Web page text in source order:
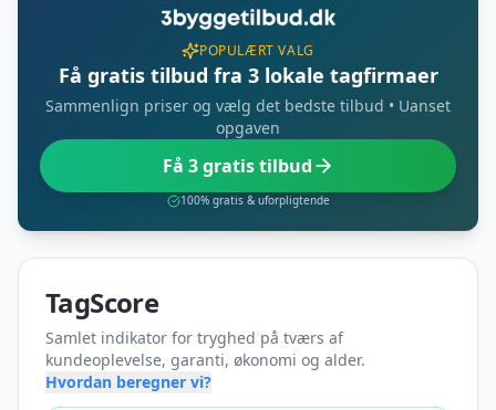
POPULÆRT VALG
Få gratis tilbud fra 3 lokale tagfirmaer
Sammenlign priser og vælg det bedste tilbud • Uanset
opgaven
Få 3 gratis tilbud
100% gratis & uforpligtende
TagScore
Samlet indikator for tryghed på tværs af
kundeoplevelse, garanti, økonomi og alder.
Hvordan beregner vi?